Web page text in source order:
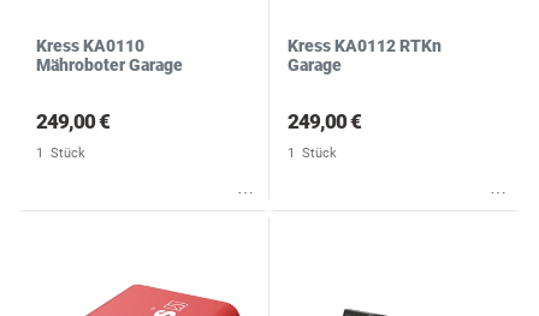
Kress KA0110
Mähroboter Garage
249,00 €
1 Stück
Kress KA0112 RTKn
Garage
249,00 €
1 Stück